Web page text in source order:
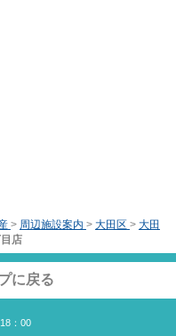
> 周辺施設案内 > 大田区 > 大田
店
に戻る
：00